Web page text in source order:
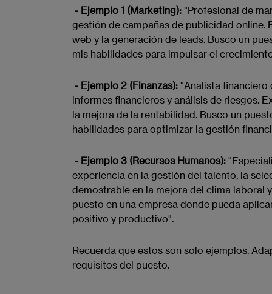
- Ejemplo 1 (Marketing): "Profesional de
gestión de campañas de publicidad
web y la generación de leads. Busco un
mis habilidades para impulsar el
- Ejemplo 2 (Finanzas): "Analista financiero
informes financieros y análisis de riesgos.
la mejora de la rentabilidad. Busco un
habilidades para optimizar la gestión
- Ejemplo 3 (Recursos Humanos):
experiencia en la gestión del talento, la
demostrable en la mejora del clima laboral
puesto en una empresa donde pueda
positivo y productivo".
Recuerda que estos son solo ejemplos.
requisitos del puesto.